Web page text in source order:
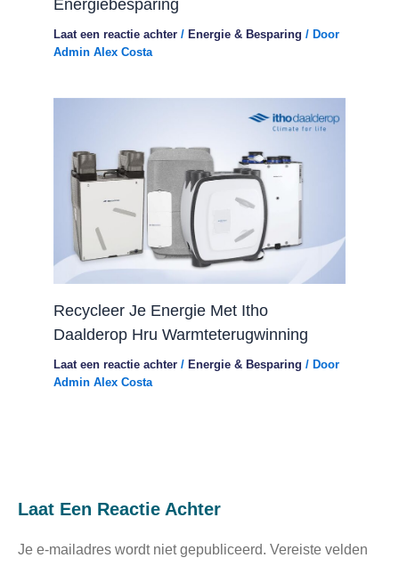
Energiebesparing
Laat een reactie achter / Energie & Besparing / Door
Admin Alex Costa
Recycleer Je Energie Met Itho
Daalderop Hru Warmteterugwinning
Laat een reactie achter / Energie & Besparing / Door
Admin Alex Costa
Laat Een Reactie Achter
Je e-mailadres wordt niet gepubliceerd. Vereiste velden